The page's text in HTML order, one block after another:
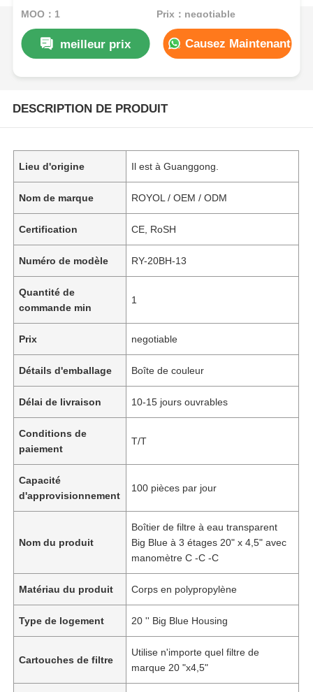
MOQ：1 Prix：negotiable
meilleur prix Causez Maintenant
DESCRIPTION DE PRODUIT
Lieu d'origine Il est à Guanggong.
Nom de marque ROYOL / OEM / ODM
Certification CE, RoSH
Numéro de modèle RY-20BH-13
Quantité de
commande min
1
Prix negotiable
Détails d'emballage Boîte de couleur
Délai de livraison 10-15 jours ouvrables
Conditions de
paiement
T/T
Capacité
d'approvisionnement
100 pièces par jour
Nom du produit
Boîtier de filtre à eau transparent
Big Blue à 3 étages 20" x 4,5" avec
manomètre C -C -C
Matériau du produit Corps en polypropylène
Type de logement 20 '' Big Blue Housing
Cartouches de filtre
Utilise n'importe quel filtre de
marque 20 "x4,5"